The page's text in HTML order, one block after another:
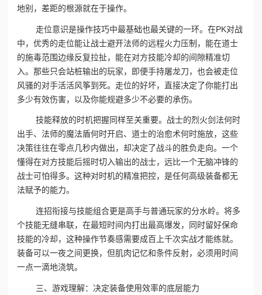
地别，差距的根源就在于操作。
走位意识是操作技巧中最基础也最关键的一环。在PK对战
中，优秀的走位能让战士避开法师的远程火力压制，能在道士
的施毒范围边缘反复拉扯，能在对方技能冷却的间隙精准切
入。那些只会站桩输出的玩家，即便手持屠龙刀，也会被走位
风骚的对手活活风筝到死。走位的好坏，直接决定了你能打出
多少有效伤害，以及你能规避多少不必要的承伤。
技能释放的时机把握同样至关重要。战士的烈火剑法何时
出手、法师的魔法盾何时开启、道士的治愈术何时施放，这些
决策往往在零点几秒内做出，却决定了战斗的胜负走向。一个
懂得在对方技能后摇时切入输出的战士，远比一个无脑冲锋的
战士可怕得多。这种对时机的精准把控，是任何高级装备都无
法赋予的能力。
连招衔接与技能组合更是高手与普通玩家的分水岭。将多
个技能无缝串联，在最短时间内打出最高爆发，同时留好保命
技能的冷却，这种操作节奏感需要成百上千次实战才能练就。
装备可以一夜之间更换，但肌肉记忆和条件反射，必须用时间
一点一滴地浇筑。
三、游戏理解：决定装备使用效率的底层能力